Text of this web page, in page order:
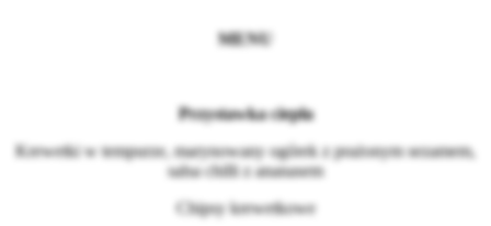
MENU
Przystawka ciepła
Krewetki w tempurze, marynowany ogórek z prażonym sezamem,
salsa chilli z ananasem
Chipsy krewetkowe